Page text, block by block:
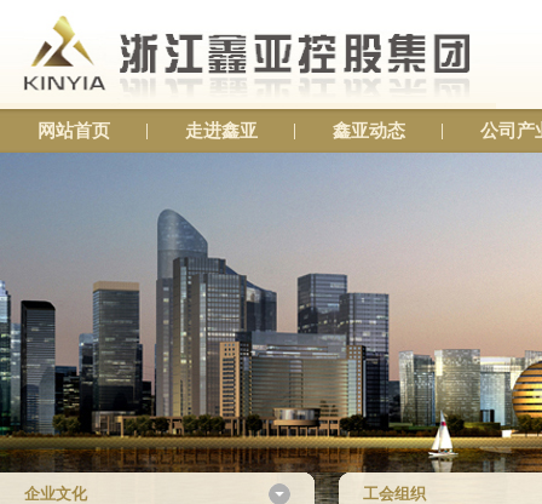
网站首页 走进鑫亚 鑫亚动态 公司产
工会组织
企业文化